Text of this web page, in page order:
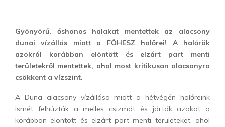
Gyönyörű, őshonos halakat mentettek az alacsony
dunai vízállás miatt a FŐHESZ halőrei! A halőrök
azokról korábban elöntött és elzárt part menti
területekről mentettek, ahol most kritikusan alacsonyra
csökkent a vízszint.
A Duna alacsony vízállása miatt a hétvégén halőreink
ismét felhúzták a melles csizmát és járták azokat a
korábban elöntött és elzárt part menti területeket, ahol